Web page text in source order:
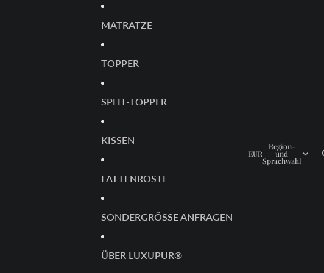
MATRATZE
TOPPER
SPLIT-TOPPER
KISSEN
LATTENROSTE
SONDERGRÖSSE ANFRAGEN
ÜBER LUXUPUR®
EUR
Region-
und
Sprachwahl